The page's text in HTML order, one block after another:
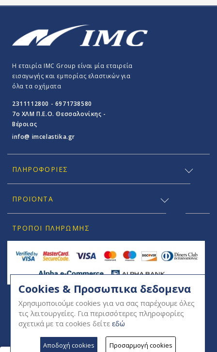
Η εταιρία IMC Group είναι μία εταιρεία
εισαγωγής και εμπορίας ελαστικών για
όλα τα οχήματα
2311112800 - 6971738580
7o ΧΛΜ Π.E.O. Θεσσαλονίκης -
Βέροιας
info@ imcelastika.gr
ΠΛΗΡΟΦΟΡΊΕΣ
ΠΡΟΪΟΝΤΑ
ΤΡΌΠΟΙ ΠΛΗΡΩΜΉΣ
SOCIAL
Cookies & Προσωπικα δεδομενα
Χρησιμοποιούμε cookies για να σας παρέχουμε όλες
τις λειτουργείες. Για περισσότερες πληροφορίες
σχετικά με τα cookies δείτε εδώ
Αποδοχή cookies Προσαρμογή cookies